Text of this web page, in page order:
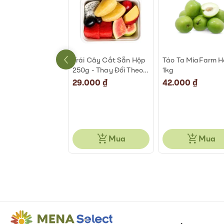
Trái Cây Cắt Sẵn Hộp
250g - Thay Đổi Theo
Ngày
29.000 ₫
Mua
Táo Ta MiaFarm
1kg
42.000 ₫
Mua